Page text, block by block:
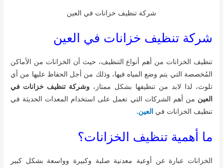
شركة تنظيف خزانات في العين
شركة تنظيف خزانات في العين
تنظيف الخزانات من أهم أنواع التنظيف، حيث أن الخزانات من الأماكن
المُخصصة التي يتم وضع المياه فيها، وذلك من أجل الحفاظ عليها من أي
تلوث، لذا لابد من تنظيفها بشكل ممتاز، وشركة تنظيف خزانات في
العين من أهم الشركات التي تعمل على استخدام المعدات الحديثة في
تنظيف الخزانات في العين.
ما أهمية تنظيف الخزانات؟
الخزانات عبارة عن أوعية معدنية صلبة وكبيرة وواسعة بشكل كبير